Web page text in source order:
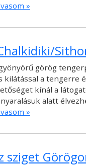
»
görög
kilátással a tengerre
kínál a
alatt
»
sziget